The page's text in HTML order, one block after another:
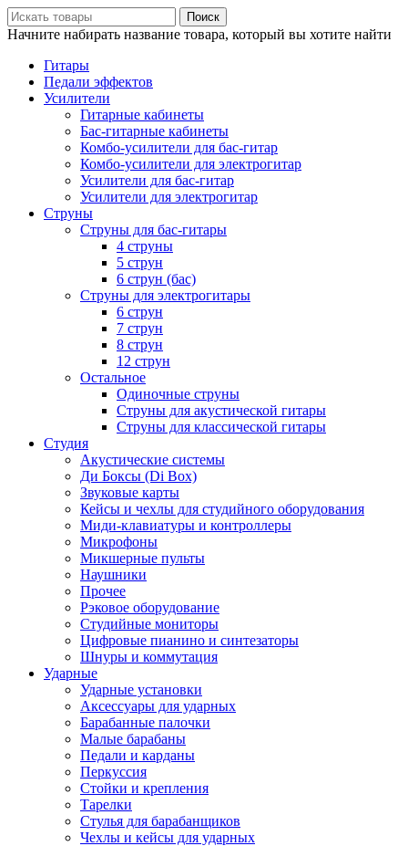
Поиск
Начните набирать название товара, который вы хотите найти
Гитары
Педали эффектов
Усилители
Гитарные кабинеты
Бас-гитарные кабинеты
Комбо-усилители для бас-гитар
Комбо-усилители для электрогитар
Усилители для бас-гитар
Усилители для электрогитар
Струны
Струны для бас-гитары
4 струны
5 струн
6 струн (бас)
Струны для электрогитары
6 струн
7 струн
8 струн
12 струн
Остальное
Одиночные струны
Струны для акустической гитары
Струны для классической гитары
Студия
Акустические системы
Ди Боксы (Di Box)
Звуковые карты
Кейсы и чехлы для студийного оборудования
Миди-клавиатуры и контроллеры
Микрофоны
Микшерные пульты
Наушники
Прочее
Рэковое оборудование
Студийные мониторы
Цифровые пианино и синтезаторы
Шнуры и коммутация
Ударные
Ударные установки
Аксессуары для ударных
Барабанные палочки
Малые барабаны
Педали и карданы
Перкуссия
Стойки и крепления
Тарелки
Стулья для барабанщиков
Чехлы и кейсы для ударных